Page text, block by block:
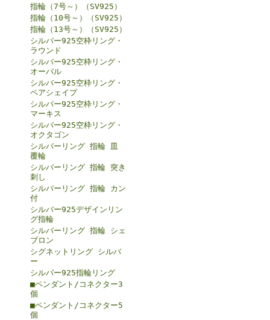
指輪（7号～）（SV925）
指輪（10号～）（SV925）
指輪（13号～）（SV925）
シルバー925空枠リング・
ラウンド
シルバー925空枠リング・
オーバル
シルバー925空枠リング・
ペアシェイプ
シルバー925空枠リング・
マーキス
シルバー925空枠リング・
オクタゴン
シルバーリング 指輪 皿
覆輪
シルバーリング 指輪 突き
刺し
シルバーリング 指輪 カン
付
シルバー925デザインリン
グ指輪
シルバーリング 指輪 シェ
ブロン
シグネットリング シルバ
ー
シルバー925指輪リング
■ペンダント/コネクター3
個
■ペンダント/コネクター5
個